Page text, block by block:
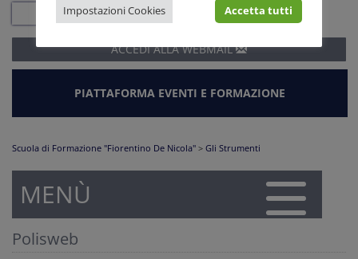
ACCEDI ALLAWEBMAIL
PIATTAFORMA EVENTI E FORMAZIONE
Scuola di Formazione "Fiorentino De Nicola" > Gli Strumenti
MENÙ
Polisweb
Impostazioni Cookies Accetta tutti